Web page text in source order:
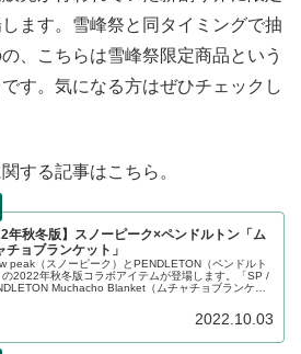
ます。雪峰祭と同タイミングで抽
、こちらは雪峰祭限定商品という
す。気になる方はぜひチェックし
する記事はこちら。
年秋冬版】スノーピーク×ペンドルトン「ム
チョブランケット」
peak（スノーピーク）とPENDLETON（ペンドルト
の2022年秋冬版コラボアイテムが登場します。「SP /
Muchacho Blanket（ムチャチョブランケッ
オックスフォード）柄で登場です。詳細をレビューし
2022.10.03